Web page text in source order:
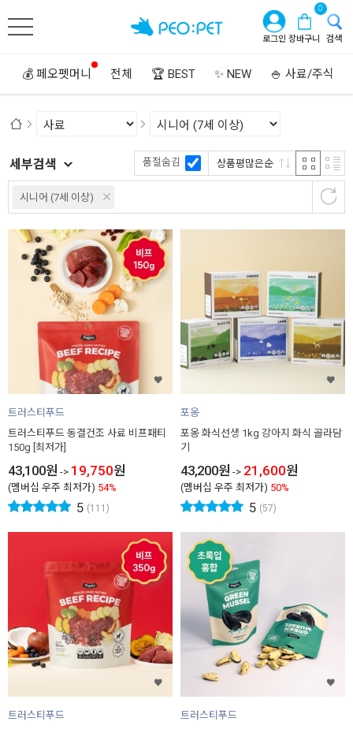
로그인 장바구니
0
검색
💰 페오펫머니 전체 🏆 BEST ✨ NEW 🍚 사료/주식
시니어 (7세 이상)
세부검색 상품평많은순
품절숨김
트러스티푸드
트러스티푸드 동결건조 사료 비프패티
150g [최저가]
43,100원 -> 19,750원
(멤버십 우주 최저가) 54%
5 (111)
포옹
포옹 화식선생 1kg 강아지 화식 골라담
기
43,200원 -> 21,600원
(멤버십 우주 최저가) 50%
5 (57)
트러스티푸드
트러스티푸드